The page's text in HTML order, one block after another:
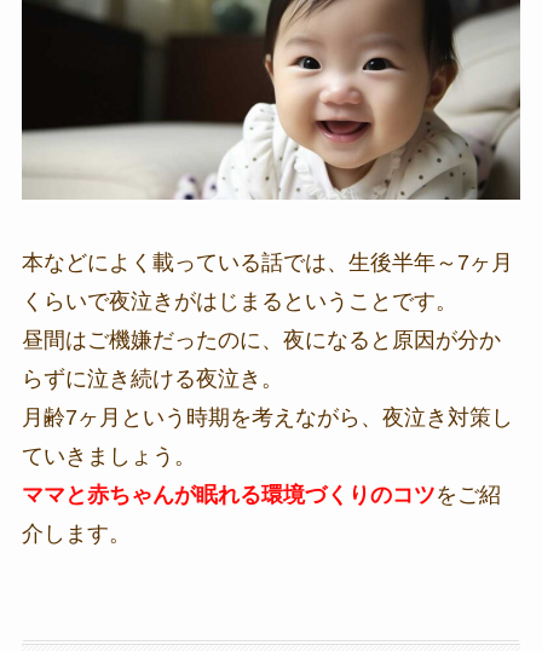
本などによく載っている話では、生後半年～7ヶ月
くらいで夜泣きがはじまるということです。
昼間はご機嫌だったのに、夜になると原因が分か
らずに泣き続ける夜泣き。
月齢7ヶ月という時期を考えながら、夜泣き対策し
ていきましょう。
ママと赤ちゃんが眠れる環境づくりのコツをご紹
介します。